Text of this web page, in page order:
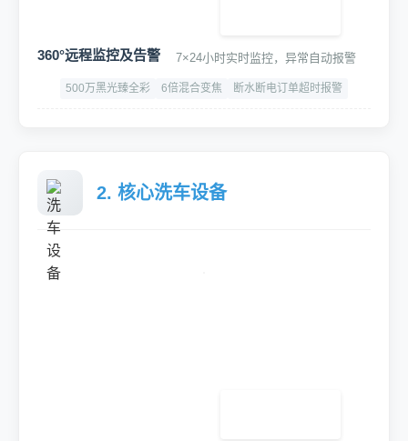
360°远程监控及告警 7×24小时实时监控，异常自动报警
500万黑光臻全彩 6倍混合变焦 断水断电订单超时报警
2. 核心洗车设备